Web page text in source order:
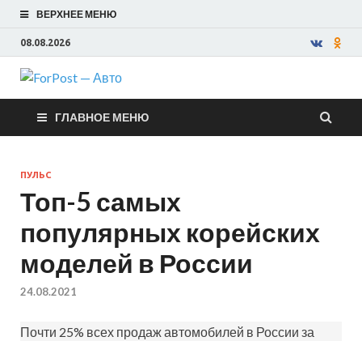
ВЕРХНЕЕ МЕНЮ
08.08.2026
ForPost —
Авто
ГЛАВНОЕ МЕНЮ
ПУЛЬС
Топ-5 самых
популярных корейских
моделей в России
24.08.2021
Почти 25% всех продаж автомобилей в России за